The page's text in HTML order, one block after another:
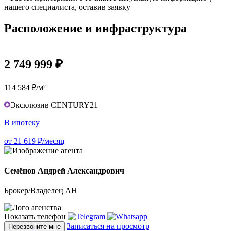
нашего специалиста, оставив заявку
Расположение и инфраструктура
2 749 999 ₽
114 584 ₽/м²
Эксклюзив CENTURY21
В ипотеку
от 21 619 ₽/месяц
Семёнов Андрей Александрович
Брокер/Владелец АН
Показать телефон
Перезвоните мне
Записаться на просмотр